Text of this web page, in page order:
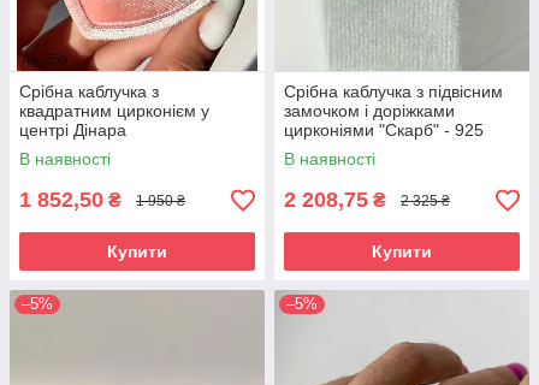
Срібна каблучка з
квадратним цирконієм у
центрі Дінара
В наявності
1 852,50 ₴ 1 950 ₴
Купити
Срібна каблучка з підвісним
замочком і доріжками
цирконіями "Скарб" - 925
проби
В наявності
2 208,75 ₴ 2 325 ₴
Купити
–5% –5%